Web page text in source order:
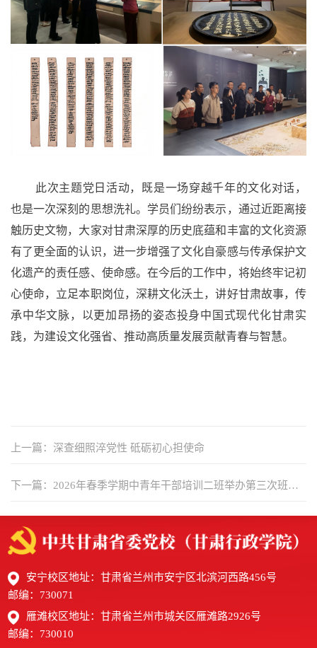
此次主题党日活动，既是一场穿越千年的文化对话，
也是一次深刻的思想洗礼。学员们纷纷表示，通过近距离接
触历史文物，大家对甘肃深厚的历史底蕴和丰富的文化资源
有了更全面的认识， 进一步增强了文化自豪感与传承保护文
化遗产的责任感、使命感。 在今后的工作中，将始终牢记初
心使命，立足本职岗位，深耕文化沃土，讲好甘肃故事，传
承中华文脉，以更加昂扬的姿态投身中国式现代化甘肃实
践，为建设文化强省、推动高质量发展贡献青春与智慧。
上一篇：深查细照淬党性 砥砺初心担使命
下一篇：2026年春季学期中青年干部培训二班举办第三次班级
安宁校区地址：甘肃省兰州市安宁区北滨河西路456号
邮编：730071
雁滩校区地址：甘肃省兰州市城关区雁滩路2926号
邮编：730010